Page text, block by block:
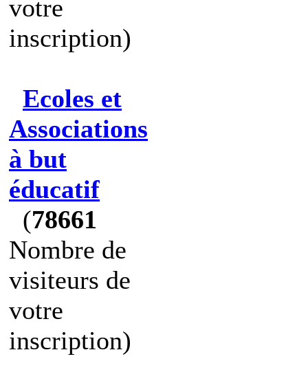
votre
inscription)
Ecoles et
Associations
à but
éducatif
(78661
Nombre de
visiteurs de
votre
inscription)